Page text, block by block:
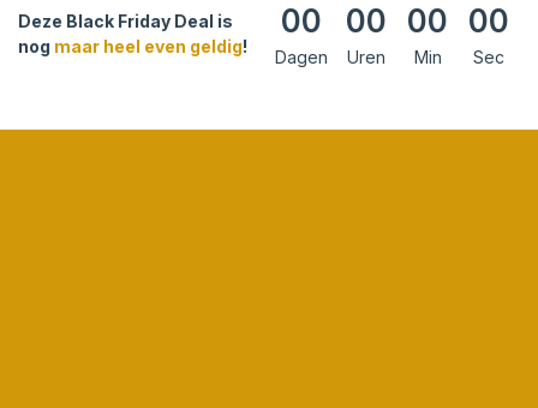
Deze Black Friday Deal is
nog maar heel even geldig!
00
Dagen
00
Uren
00
Min
00
Sec